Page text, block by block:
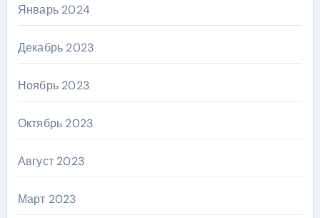
Январь 2024
Декабрь 2023
Ноябрь 2023
Октябрь 2023
Август 2023
Март 2023